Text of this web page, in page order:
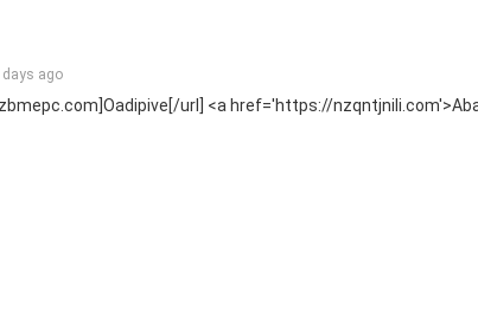
days ago
url] <a href='https://